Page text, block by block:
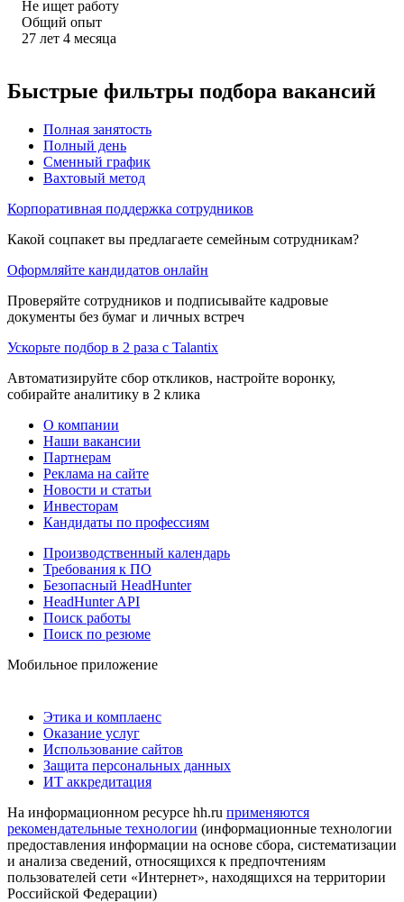
Не ищет работу
Общий опыт
27 лет 4 месяца
Быстрые фильтры подбора вакансий
Полная занятость
Полный день
Сменный график
Вахтовый метод
Корпоративная поддержка сотрудников
Какой соцпакет вы предлагаете семейным сотрудникам?
Оформляйте кандидатов онлайн
Проверяйте сотрудников и подписывайте кадровые
документы без бумаг и личных встреч
Ускорьте подбор в 2 раза с Talantix
Автоматизируйте сбор откликов, настройте воронку,
собирайте аналитику в 2 клика
О компании
Наши вакансии
Партнерам
Реклама на сайте
Новости и статьи
Инвесторам
Кандидаты по профессиям
Производственный календарь
Требования к ПО
Безопасный HeadHunter
HeadHunter API
Поиск работы
Поиск по резюме
Мобильное приложение
Этика и комплаенс
Оказание услуг
Использование сайтов
Защита персональных данных
ИТ аккредитация
На информационном ресурсе hh.ru применяются
рекомендательные технологии (информационные технологии
предоставления информации на основе сбора, систематизации
и анализа сведений, относящихся к предпочтениям
пользователей сети «Интернет», находящихся на территории
Российской Федерации)